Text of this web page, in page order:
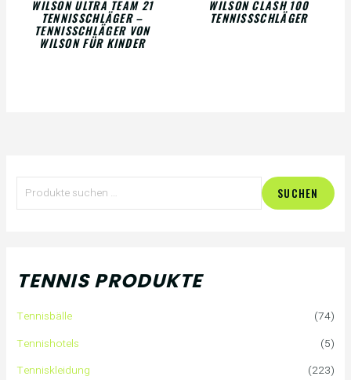
WILSON ULTRA TEAM 21
TENNISSCHLÄGER –
TENNISSCHLÄGER VON
WILSON FÜR KINDER
WILSON CLASH 100
TENNISSSCHLÄGER
n
SUCHEN
TENNIS PRODUKTE
Tennisbälle
(74)
Tennishotels
(5)
Tenniskleidung
(223)